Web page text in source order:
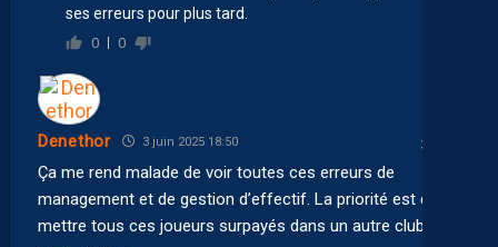
ses erreurs pour plus tard.
0 0
Denethor 3 juin 2025 18:50
Ça me rend malade de voir toutes ces erreurs de
management et de gestion d’effectif. La priorité est de
mettre tous ces joueurs surpayés dans un autre club.